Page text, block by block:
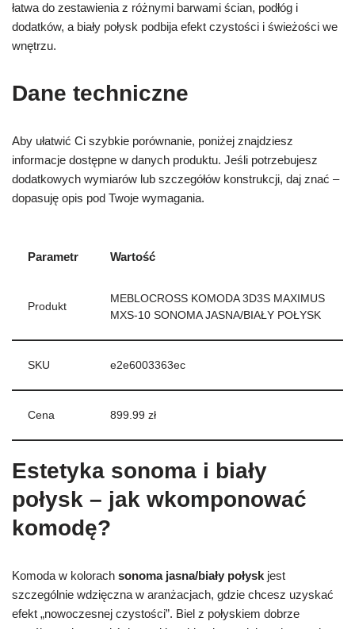
łatwa do zestawienia z różnymi barwami ścian, podłóg i
dodatków, a biały połysk podbija efekt czystości i świeżości we
wnętrzu.
Dane techniczne
Aby ułatwić Ci szybkie porównanie, poniżej znajdziesz
informacje dostępne w danych produktu. Jeśli potrzebujesz
dodatkowych wymiarów lub szczegółów konstrukcji, daj znać –
dopasuję opis pod Twoje wymagania.
Parametr Wartość
Produkt
MEBLOCROSS KOMODA 3D3S MAXIMUS
MXS-10 SONOMA JASNA/BIAŁY POŁYSK
SKU e2e6003363ec
Cena 899.99 zł
Estetyka sonoma i biały
połysk – jak wkomponować
komodę?
Komoda w kolorach sonoma jasna/biały połysk jest
szczególnie wdzięczna w aranżacjach, gdzie chcesz uzyskać
efekt „nowoczesnej czystości”. Biel z połyskiem dobrze